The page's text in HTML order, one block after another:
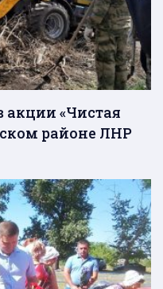
акции «Чистая
районе ЛНР